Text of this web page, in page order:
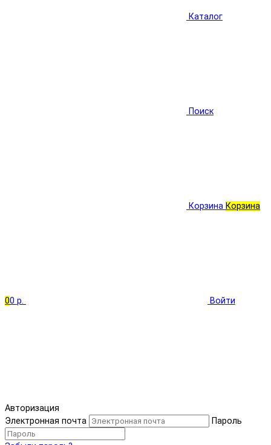
Каталог
Поиск
Корзина Корзина
00 р. Войти
Авторизация
Электронная почта
Пароль